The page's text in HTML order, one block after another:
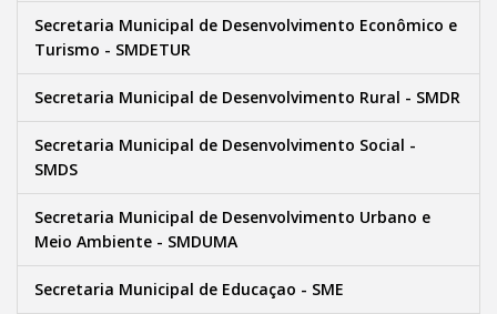
Secretaria Municipal de Desenvolvimento Econômico e
Turismo - SMDETUR
Secretaria Municipal de Desenvolvimento Rural - SMDR
Secretaria Municipal de Desenvolvimento Social -
SMDS
Secretaria Municipal de Desenvolvimento Urbano e
Meio Ambiente - SMDUMA
Secretaria Municipal de Educaçao - SME